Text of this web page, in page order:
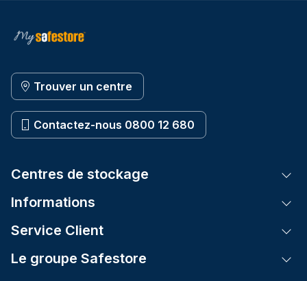
Trouver un centre
Contactez-nous 0800 12 680
Centres de stockage
Informations
Service Client
Le groupe Safestore